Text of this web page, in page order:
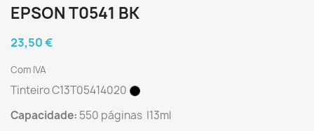
EPSON T0541 BK
23,50 €
Com IVA
Tinteiro C13T05414020
Capacidade: 550 páginas |13ml